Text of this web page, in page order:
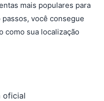
mais populares para
passos, você consegue
como sua localização
oficial